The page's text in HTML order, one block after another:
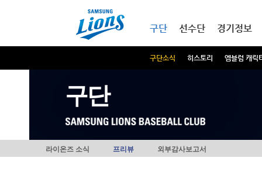
구단
구단소식 히스토리 엠블럼 캐릭
선수단 경기정보
구단
라이온즈 소식 프리뷰 외부감사보고서